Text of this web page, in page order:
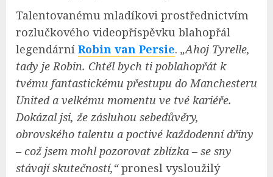
Talentovanému mladíkovi prostřednictvím
rozlučkového videopříspěvku blahopřál
legendární Robin van Persie. „Ahoj Tyrelle,
tady je Robin. Chtěl bych ti poblahopřát k
tvému fantastickému přestupu do Manchesteru
United a velkému momentu ve tvé kariéře.
Dokázal jsi, že zásluhou sebedůvěry,
obrovského talentu a poctivé každodenní dřiny
– což jsem mohl pozorovat zblízka – se sny
stávají skutečností,“pronesl vysloužilý